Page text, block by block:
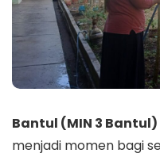
Bantul (MIN 3 Bantul)
menjadi momen bagi